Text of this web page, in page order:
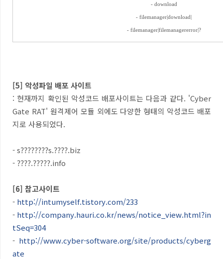
- download
- filemanager|download|
- filemanager|filemanagererror|?
[5] 악성파일 배포 사이트
: 현재까지 확인된 악성코드 배포사이트는 다음과 같다. 'Cyber
Gate RAT' 원격제어 모듈 외에도 다양한 형태의 악성코드 배포
지로 사용되었다.
- s????????s.????.biz
- ????.?????.info
[6] 참고사이트
- http://intumyself.tistory.com/233
- http://company.hauri.co.kr/news/notice_view.html?in
tSeq=304
- http://www.cyber-software.org/site/products/cyberg
ate